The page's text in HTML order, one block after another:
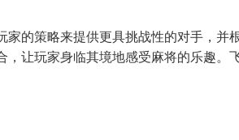
的策略来提供更具挑战性的对手，并
让玩家身临其境地感受麻将的乐趣。